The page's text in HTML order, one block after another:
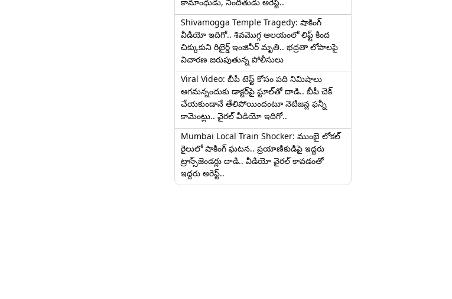
Shivamogga Temple Tragedy: షాకింగ్
వీడియో ఇదిగో.. శివమొగ్గ ఆలయంలో లిఫ్ట్ కింద
చిక్కుకుని రిటైర్డ్ ఇంజినీర్ మృతి.. భద్రతా లోపాలపై
విచారణ జరుపుతున్న పోలీసులు
Viral Video: బీపీ టెస్ట్‌ కోసం పది నిమిషాలు
ఆగమన్నందుకు డాక్టర్‌పై స్టూల్‌తో దాడి.. బీపీ చెక్
చేయకుండానే తేలిపోయిందంటూ నెటిజన్ల ఫన్నీ
కామెంట్లు.. వైరల్ వీడియో ఇదిగో..
Mumbai Local Train Shocker: ముంబై లోకల్
రైలులో షాకింగ్ ఘటన.. ప్రయాణికుడిపై ఇద్దరు
ట్రాన్స్‌జెండర్లు దాడి.. వీడియో వైరల్ కావడంతో
ఇద్దరు అరెస్ట్..